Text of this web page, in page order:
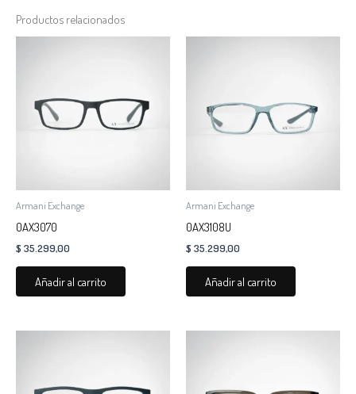
Productos relacionados
Armani Exchange
0AX3070
$ 35.299,00
Añadir al carrito
Armani Exchange
0AX3108U
$ 35.299,00
Añadir al carrito